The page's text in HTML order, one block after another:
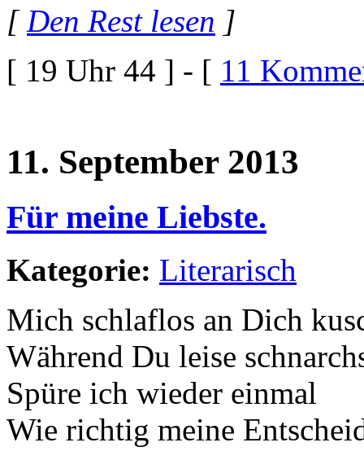
[Den Rest lesen ]
[ 19 Uhr 44 ] - [ 11
11. September 2013
Für meine Liebste.
Kategorie: Literarisch
Mich schlaflos an Dich
Während Du leise
Spüre ich wieder einmal
Wie richtig meine